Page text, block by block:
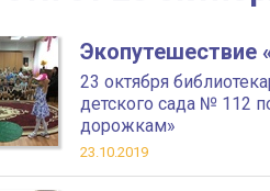
Экопутешествие
23 октября
детского сада № 112
дорожкам»
23.10.2019